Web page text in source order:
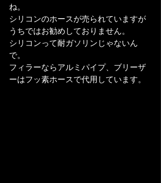
ね。
シリコンのホースが売られていますが
うちではお勧めしておりません。
シリコンって耐ガソリンじゃないん
で。
フィラーならアルミパイプ、ブリーザ
ーはフッ素ホースで代用しています。